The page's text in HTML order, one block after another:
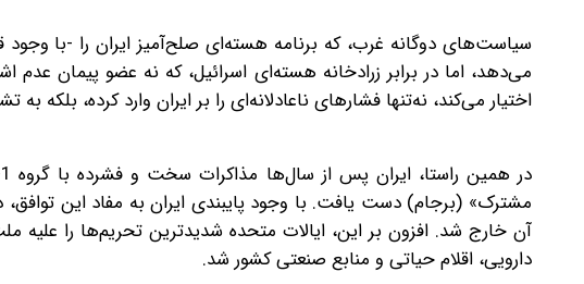
سیاست‌های دوگانه غرب، که برنامه هسته‌ای صلح‌آمیز ایران را -با
می‌دهد، اما در برابر زرادخانه هسته‌ای اسرائیل، که نه عضو پیمان
اختیار می‌کند، نه‌تنها فشارهای ناعادلانه‌ای را بر ایران وارد کرده، بلکه
مشترک» (برجام) دست یافت. با وجود پایبندی ایران به مفاد این
آن خارج شد. افزون بر این، ایالات متحده شدیدترین تحریم‌ها را
دارویی، اقلام حیاتی و منابع صنعتی کشور شد.